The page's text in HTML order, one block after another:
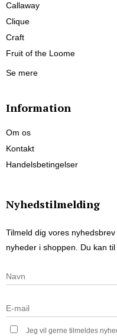
Callaway
Clique
Craft
Fruit of the Loome
Se mere
Information
Om os
Kontakt
Handelsbetingelser
Nyhedstilmelding
Tilmeld dig vores
nyheder i shoppen. Du kan
Jeg vil gerne tilmeldes